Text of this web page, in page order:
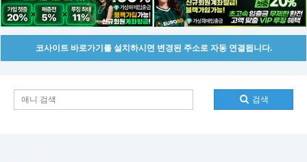
코사이트 바로가기를 설치하시면 변경된 주소로 자동 연결됩니다.
검색